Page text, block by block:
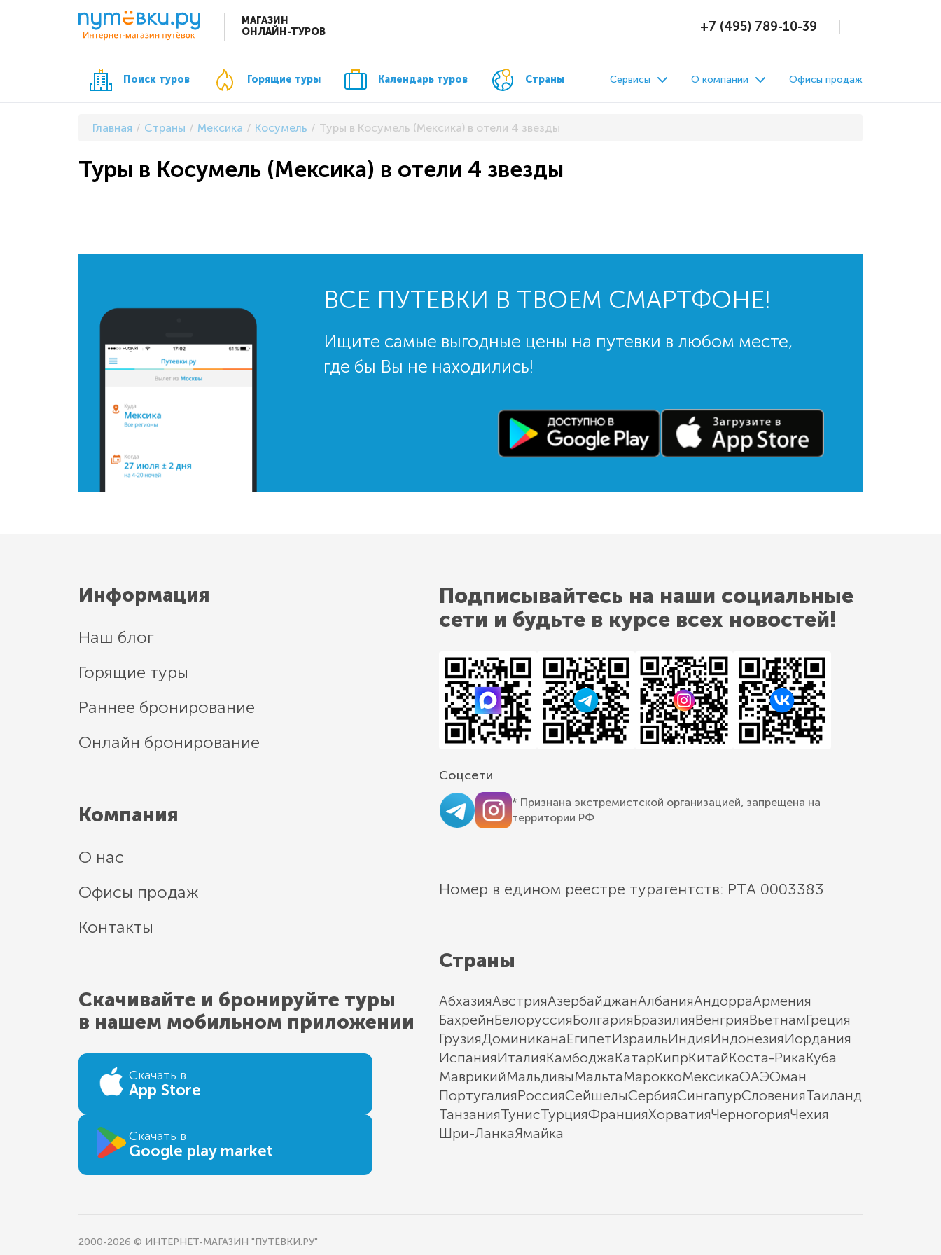
МАГАЗИН
ОНЛАЙН-ТУРОВ
+7 (495) 789-10-39
Поиск туров Горящие туры Календарь туров Страны Сервисы О компании Офисы продаж
Главная Страны Мексика Косумель Туры в Косумель (Мексика) в отели 4 звезды
Туры в Косумель (Мексика) в отели 4 звезды
ВСЕ ПУТЕВКИ В ТВОЕМ СМАРТФОНЕ!
Ищите самые выгодные цены на путевки в любом месте,
где бы Вы не находились!
Информация
Наш блог
Горящие туры
Раннее бронирование
Онлайн бронирование
Компания
О нас
Офисы продаж
Контакты
Скачивайте и бронируйте туры
в нашем мобильном приложении
Скачать в
App Store
Скачать в
Google play market
Подписывайтесь на наши социальные
сети и будьте в курсе всех новостей!
Соцсети
* Признана экстремистской организацией, запрещена на
территории РФ
Номер в едином реестре турагентств: РТА 0003383
Страны
АбхазияАвстрияАзербайджанАлбанияАндорраАрмения
БахрейнБелоруссияБолгарияБразилияВенгрияВьетнамГреция
ГрузияДоминиканаЕгипетИзраильИндияИндонезияИордания
ИспанияИталияКамбоджаКатарКипрКитайКоста-РикаКуба
МаврикийМальдивыМальтаМароккоМексикаОАЭОман
ПортугалияРоссияСейшелыСербияСингапурСловенияТаиланд
ТанзанияТунисТурцияФранцияХорватияЧерногорияЧехия
Шри-ЛанкаЯмайка
2000-2026 © ИНТЕРНЕТ-МАГАЗИН "ПУТЁВКИ.РУ"